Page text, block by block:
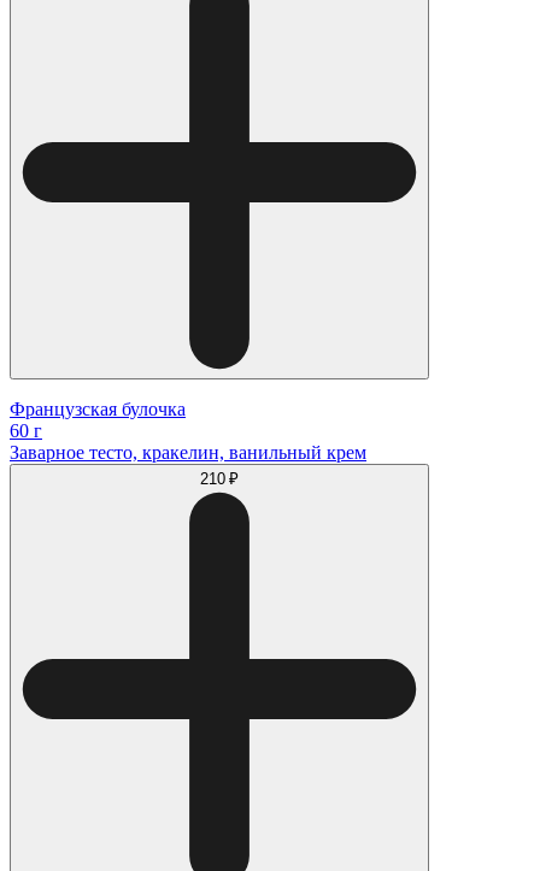
Французская булочка
60 г
Заварное тесто, кракелин, ванильный крем
210 ₽